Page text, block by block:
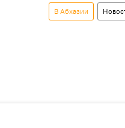
В Абхазии